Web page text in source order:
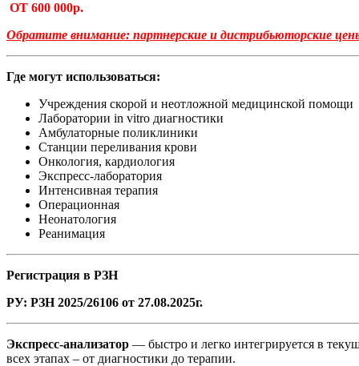
ОТ 600 000р.
Обратите внимание: партнерские и дистрибьюторские
Где могут использоваться:
Учреждения скорой и неотложной медицинской помощи
Лаборатории in vitro диагностики
Амбулаторные поликлиники
Станции переливания крови
Онкология, кардиология
Экспресс-лаборатория
Интенсивная терапия
Операционная
Неонатология
Реанимация
Регистрация в РЗН
РУ: РЗН 2025/26106 от 27.08.2025г.
Экспресс-анализатор — быстро и легко интегрируется в
всех этапах – от диагностики до терапии.